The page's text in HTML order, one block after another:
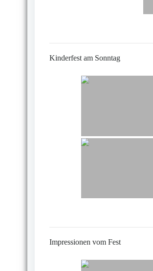
Kinderfest am Sonntag
Impressionen vom Fest